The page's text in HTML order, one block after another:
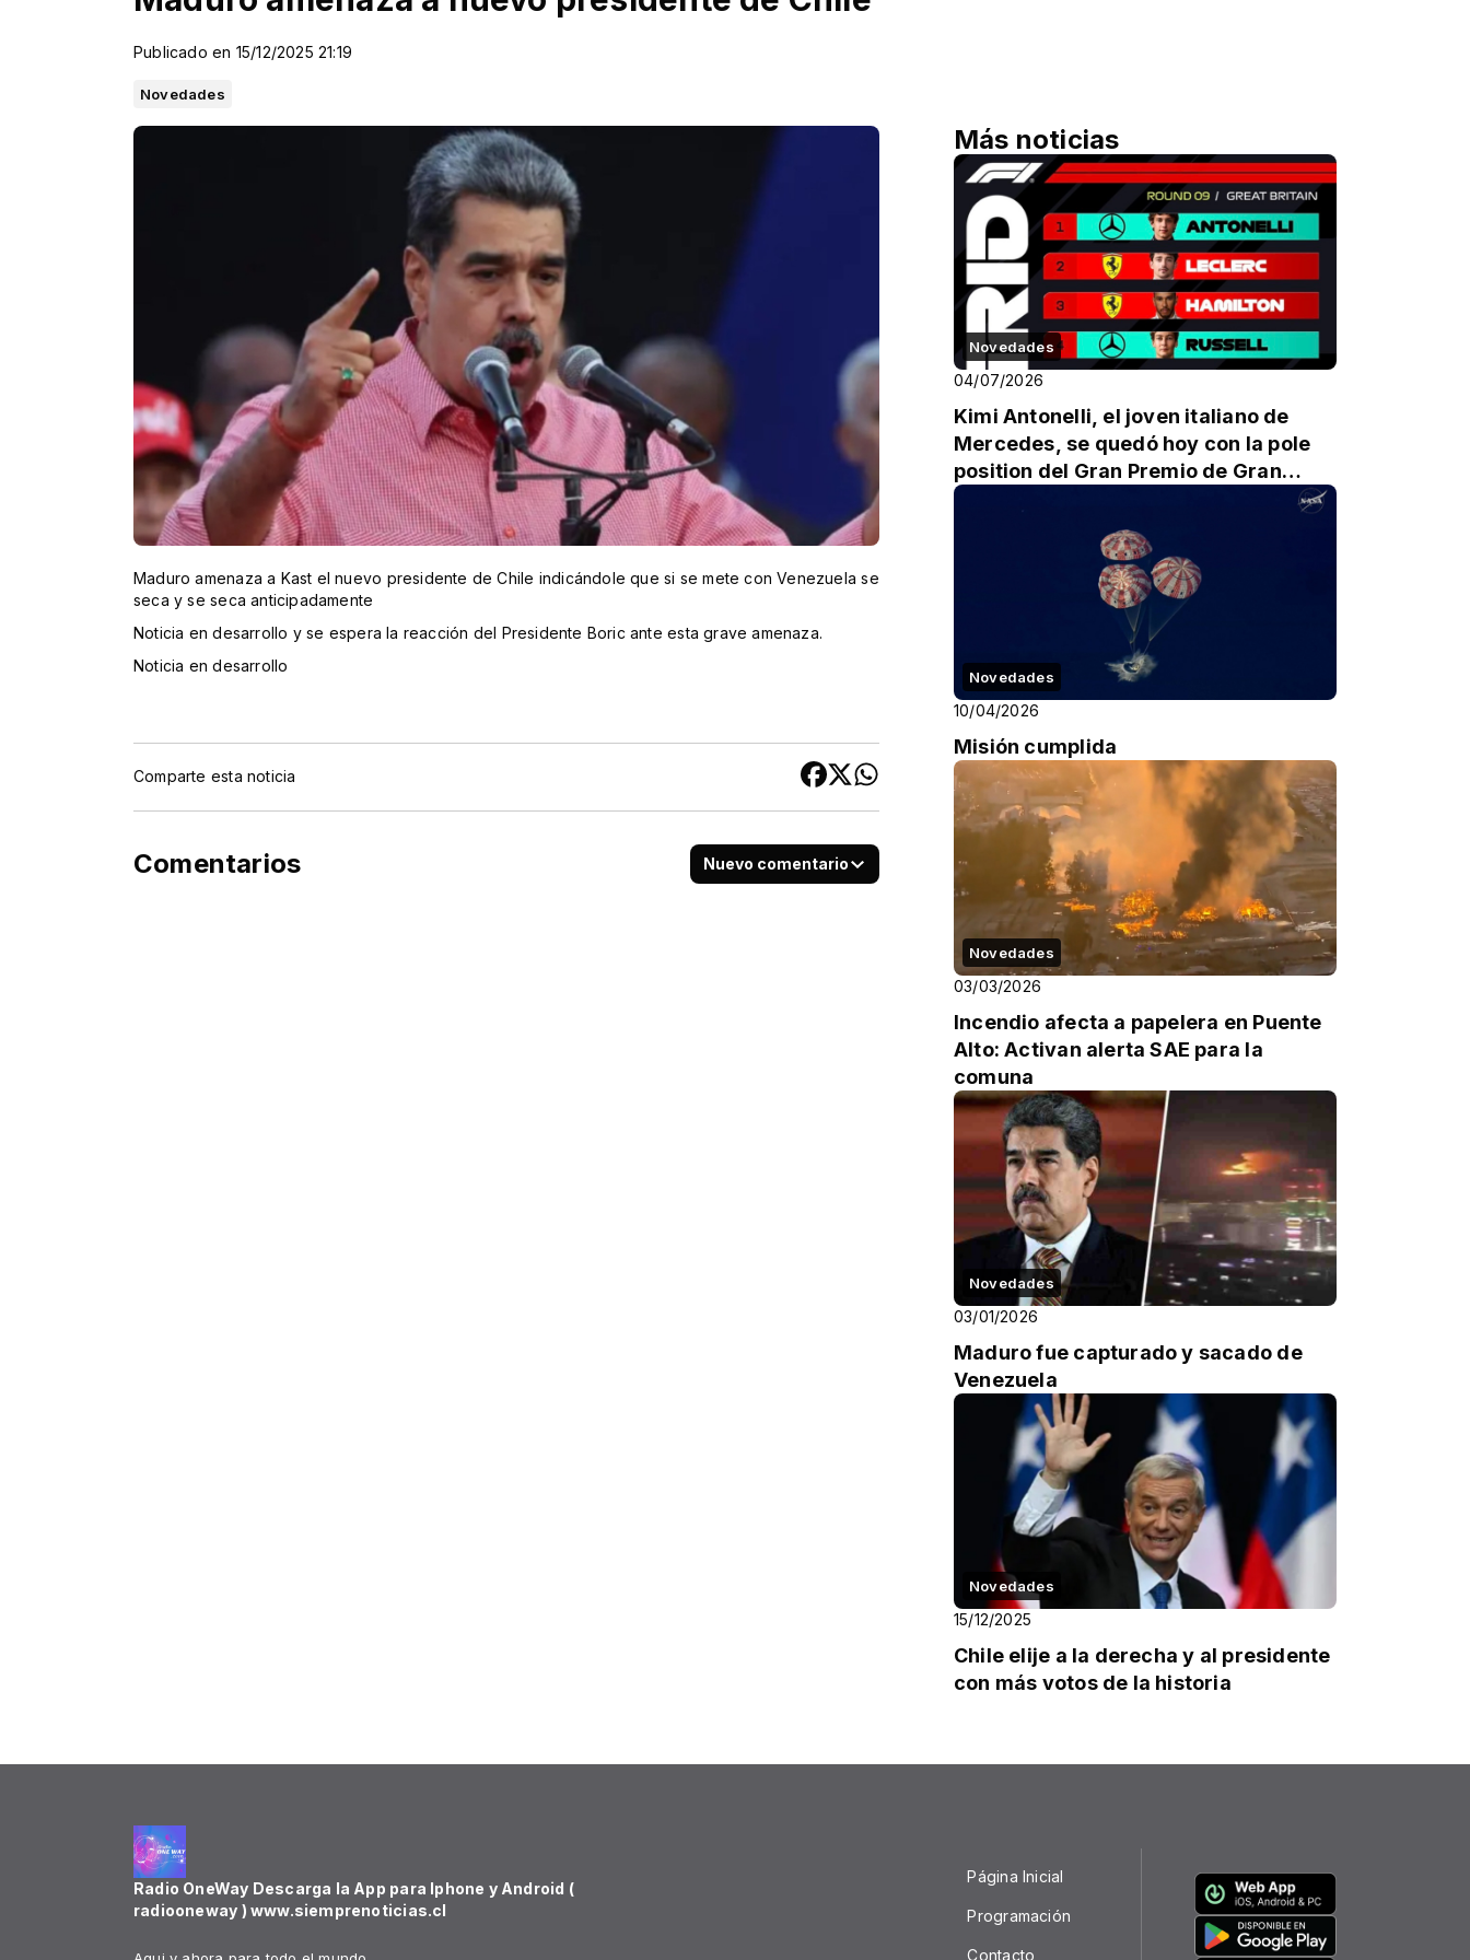
Publicado en 15/12/2025 21:19
Novedades
Maduro amenaza a Kast el nuevo presidente de Chile indicándole que si se mete con Venezuela se
seca y se seca anticipadamente
Noticia en desarrollo y se espera la reacción del Presidente Boric ante esta grave amenaza.
Noticia en desarrollo
Comparte esta noticia
Comentarios Nuevo comentario
Más noticias
Novedades
04/07/2026
Kimi Antonelli, el joven italiano de
Mercedes, se quedó hoy con la pole
position del Gran Premio de Gran
Bretaña en S...
Novedades
10/04/2026
Misión cumplida
Novedades
03/03/2026
Incendio afecta a papelera en Puente
Alto: Activan alerta SAE para la
comuna
Novedades
03/01/2026
Maduro fue capturado y sacado de
Venezuela
Novedades
15/12/2025
Chile elije a la derecha y al presidente
con más votos de la historia
Radio OneWay Descarga la App para Iphone y Android (
radiooneway ) www.siemprenoticias.cl
Página Inicial
Programación
Contacto